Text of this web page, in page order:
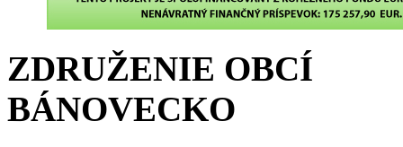
ZDRUŽENIE OBCÍ
BÁNOVECKO